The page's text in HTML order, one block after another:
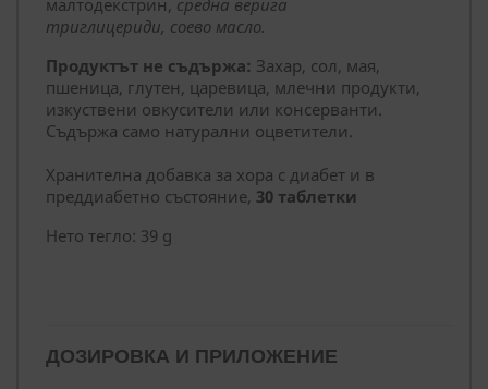
малтодекстрин, средна верига
триглицериди, соево масло.
Продуктът не съдържа: Захар, сол, мая,
пшеница, глутен, царевица, млечни продукти,
изкуствени овкусители или консерванти.
Съдържа само натурални оцветители.
Хранителна добавка за хора с диабет и в
преддиабетно състояние, 30 таблетки
Нето тегло: 39 g
ДОЗИРОВКА И ПРИЛОЖЕНИЕ